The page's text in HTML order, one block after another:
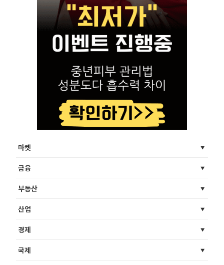
마켓
금융
부동산
산업
경제
국제